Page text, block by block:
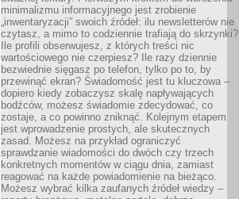
minimalizmu informacyjnego jest zrobienie
„inwentaryzacji” swoich źródeł: ilu newsletterów nie
czytasz, a mimo to codziennie trafiają do skrzynki?
Ile profili obserwujesz, z których treści nic
wartościowego nie czerpiesz? Ile razy dziennie
bezwiednie sięgasz po telefon, tylko po to, by
przewinąć ekran? Świadomość jest tu kluczowa –
dopiero kiedy zobaczysz skalę napływających
bodźców, możesz świadomie zdecydować, co
zostaje, a co powinno zniknąć. Kolejnym etapem
jest wprowadzenie prostych, ale skutecznych
zasad. Możesz na przykład ograniczyć
sprawdzanie wiadomości do dwóch czy trzech
konkretnych momentów w ciągu dnia, zamiast
reagować na każde powiadomienie na bieżąco.
Możesz wybrać kilka zaufanych źródeł wiedzy –